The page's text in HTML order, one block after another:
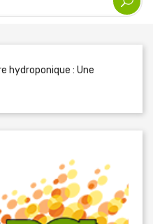
hydroponique : Une